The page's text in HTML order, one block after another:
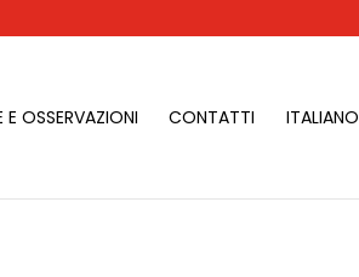
E OSSERVAZIONI CONTATTI ITALIANO